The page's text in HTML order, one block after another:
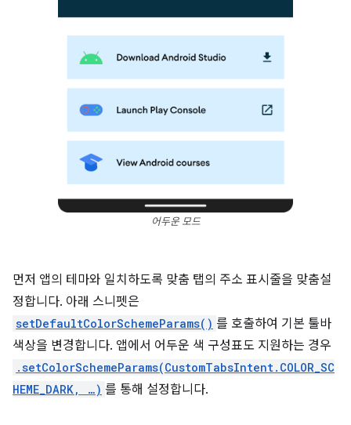
어두운 모드
먼저 앱의 테마와 일치하도록 맞춤 탭의 주소 표시줄을 맞춤설
정합니다. 아래 스니펫은
setDefaultColorSchemeParams() 를 호출하여 기본 툴바
색상을 변경합니다. 앱에서 어두운 색 구성표도 지원하는 경우
.setColorSchemeParams(CustomTabsIntent.COLOR_SC
HEME_DARK, …) 를 통해 설정합니다.